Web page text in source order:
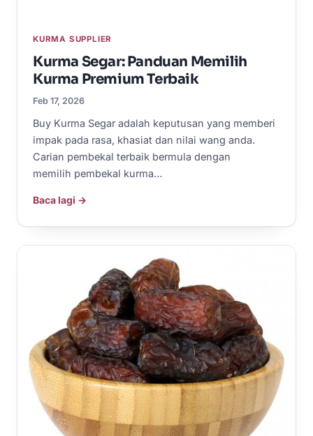
KURMA SUPPLIER
Kurma Segar: Panduan Memilih
Kurma Premium Terbaik
Feb 17, 2026
Buy Kurma Segar adalah keputusan yang memberi
impak pada rasa, khasiat dan nilai wang anda.
Carian pembekal terbaik bermula dengan
memilih pembekal kurma…
Baca lagi →